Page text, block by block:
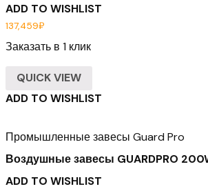
ADD TO WISHLIST
137,459₽
Заказать в 1 клик
QUICK VIEW
ADD TO WISHLIST
Промышленные завесы Guard Pro
Воздушные завесы GUARDPRO
ADD TO WISHLIST